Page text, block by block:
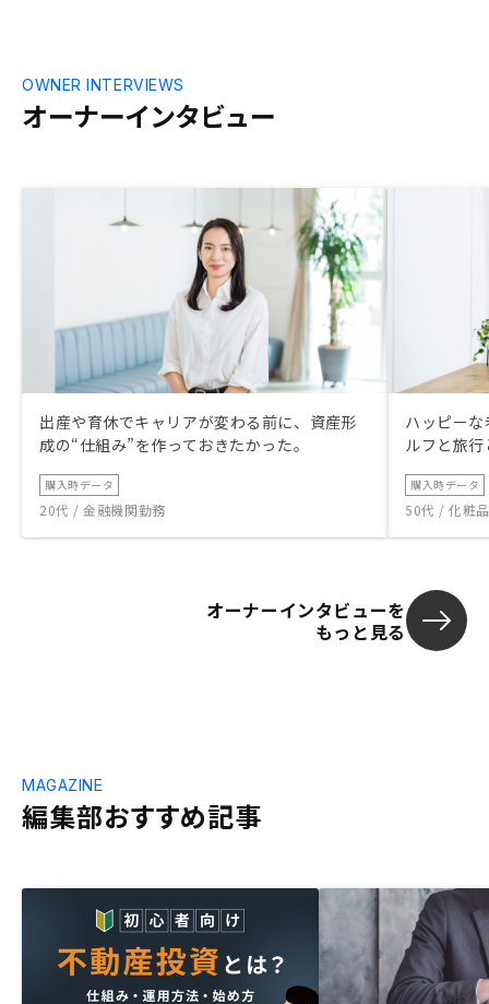
オーナーインタビュー
OWNER INTERVIEWS
出産や育休でキャリアが変わる前に、資産形
成の“仕組み”を作っておきたかった。
購入時データ
20代 / 金融機関勤務
ハッピー
ルフと旅
購入時データ
50代 / 化粧
オーナーインタビューを
もっと見る
編集部おすすめ記事
MAGAZINE